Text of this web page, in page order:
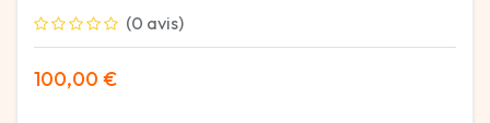
(0 avis)
100,00 €